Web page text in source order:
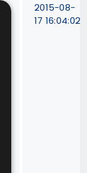
2015-08-
17 16:04:02